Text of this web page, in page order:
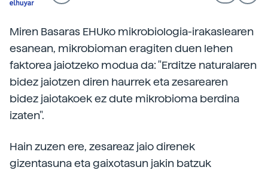
Miren Basaras EHUko mikrobiologia-irakaslearen
esanean, mikrobioman eragiten duen lehen
faktorea jaiotzeko modua da: "Erditze naturalaren
bidez jaiotzen diren haurrek eta zesarearen
bidez jaiotakoek ez dute mikrobioma berdina
izaten".
Hain zuzen ere, zesareaz jaio direnek
gizentasuna eta gaixotasun jakin batzuk